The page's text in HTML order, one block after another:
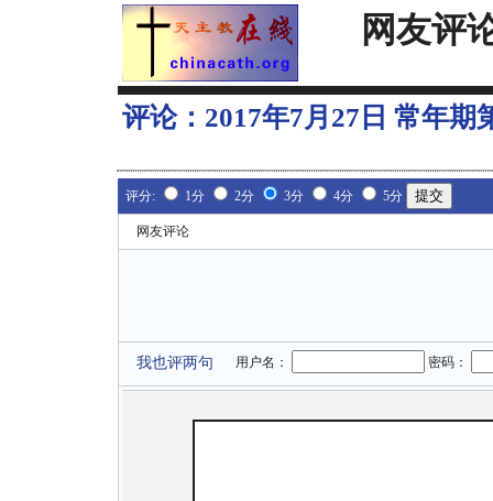
网友评
评论： 2017年7月27日 常年期
评分: 1分 2分 3分 4分 5分
网友评论
我也评两句 用户名： 密码：